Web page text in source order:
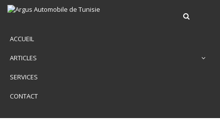
ACCUEIL
ARTICLES
SERVICES
CONTACT